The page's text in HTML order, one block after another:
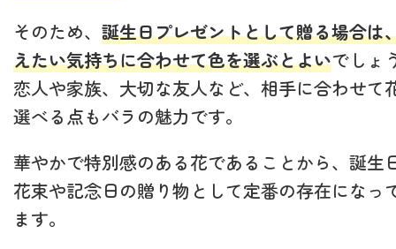
そのため、 誕生日プレゼントとして贈る場合は
えたい気持ちに合わせて色を選ぶとよいでしょ
恋人や家族、大切な友人など、相手に合わせて
選べる点もバラの魅力です。
華やかで特別感のある花であることから、誕生
花束や記念日の贈り物として定番の存在になっ
ます。